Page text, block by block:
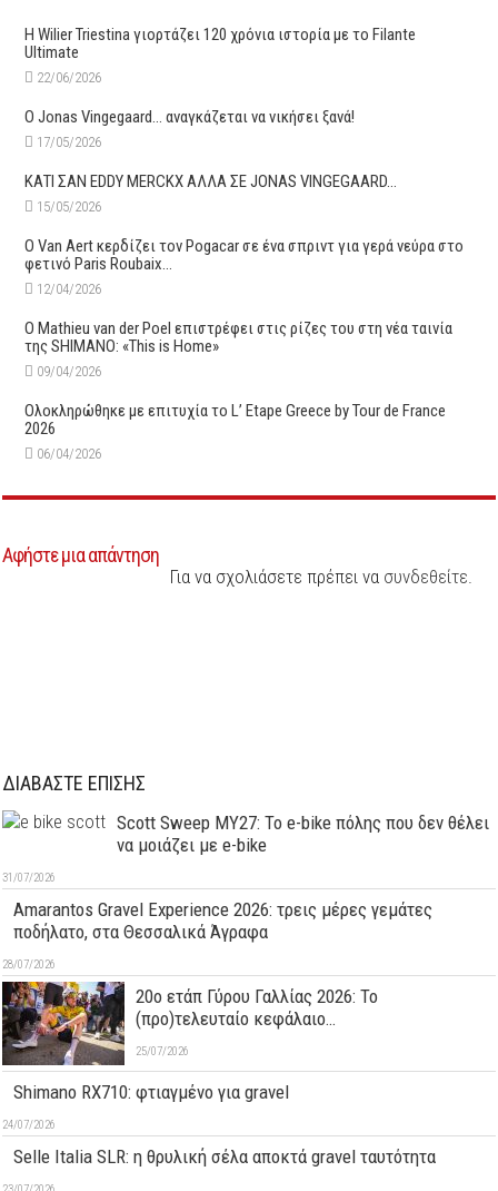
H Wilier Triestina γιορτάζει 120 χρόνια ιστορία με το Filante
Ultimate
22/06/2026
O Jonas Vingegaard… αναγκάζεται να νικήσει ξανά!
17/05/2026
ΚΑΤΙ ΣΑΝ EDDY MERCKX ΑΛΛΑ ΣΕ JONAS VINGEGAARD…
15/05/2026
O Van Aert κερδίζει τον Pogacar σε ένα σπριντ για γερά νεύρα στο
φετινό Paris Roubaix…
12/04/2026
Ο Mathieu van der Poel επιστρέφει στις ρίζες του στη νέα ταινία
της SHIMANO: «This is Home»
09/04/2026
Oλοκληρώθηκε με επιτυχία το L’ Etape Greece by Tour de France
2026
06/04/2026
Αφήστε μια απάντηση
Για να σχολιάσετε πρέπει να συνδεθείτε.
ΔΙΑΒΑΣΤΕ ΕΠΙΣΗΣ
Scott Sweep MY27: Το e-bike πόλης που δεν θέλει
να μοιάζει με e-bike
31/07/2026
Amarantos Gravel Experience 2026: τρεις μέρες γεμάτες
ποδήλατο, στα Θεσσαλικά Άγραφα
28/07/2026
20ο ετάπ Γύρου Γαλλίας 2026: Το
(προ)τελευταίο κεφάλαιο…
25/07/2026
Shimano RX710: φτιαγμένο για gravel
24/07/2026
Selle Italia SLR: η θρυλική σέλα αποκτά gravel ταυτότητα